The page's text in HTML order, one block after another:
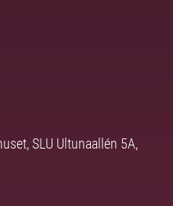
SLU Ultunaallén 5A,